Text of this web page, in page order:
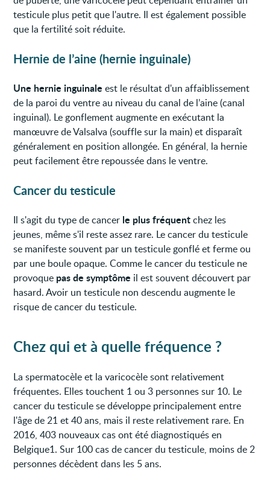
testicule plus petit que l'autre. Il est également possible
que la fertilité soit réduite.
Hernie de l’aine (hernie inguinale)
Une hernie inguinale est le résultat d'un affaiblissement
de la paroi du ventre au niveau du canal de l’aine (canal
inguinal). Le gonflement augmente en exécutant la
manœuvre de Valsalva (souffle sur la main) et disparaît
généralement en position allongée. En général, la hernie
peut facilement être repoussée dans le ventre.
Cancer du testicule
Il s'agit du type de cancer le plus fréquentchez les
jeunes, même s'il reste assez rare. Le cancer du testicule
se manifeste souvent par un testicule gonflé et ferme ou
par une boule opaque. Comme le cancer du testicule ne
provoque pas de symptôme il est souvent découvert par
hasard. Avoir un testicule non descendu augmente le
risque de cancer du testicule.
Chez qui et à quelle fréquence ?
La spermatocèle et la varicocèle sont relativement
fréquentes. Elles touchent 1 ou 3 personnes sur 10. Le
cancer du testicule se développe principalement entre
l'âge de 21 et 40 ans, mais il reste relativement rare. En
2016, 403 nouveaux cas ont été diagnostiqués en
Belgique1. Sur 100 cas de cancer du testicule, moins de 2
personnes décèdent dans les 5 ans.